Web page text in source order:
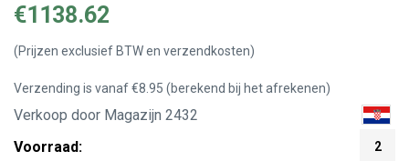
€1138.62
(Prijzen exclusief BTW en verzendkosten)
Verzending is vanaf €8.95 (berekend bij het afrekenen)
Verkoop door Magazijn 2432
Voorraad:
2